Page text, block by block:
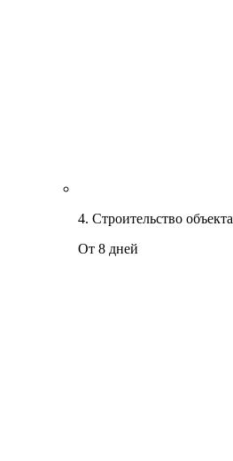
4. Строительство объекта
От 8 дней